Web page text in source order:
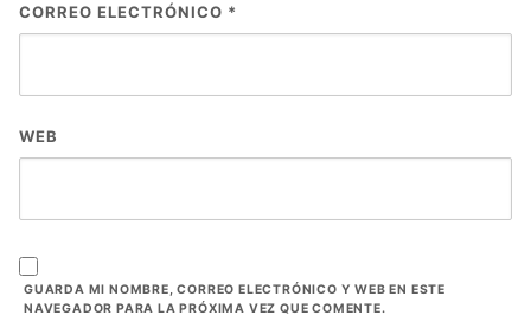
CORREO ELECTRÓNICO *
WEB
GUARDA MI NOMBRE, CORREO ELECTRÓNICO Y WEB EN ESTE
NAVEGADOR PARA LA PRÓXIMA VEZ QUE COMENTE.